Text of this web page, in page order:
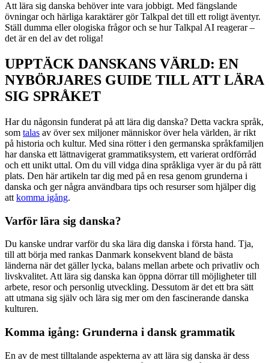
Att lära sig danska behöver inte vara jobbigt. Med fängslande
övningar och härliga karaktärer gör Talkpal det till ett roligt äventyr.
Ställ dumma eller ologiska frågor och se hur Talkpal AI reagerar –
det är en del av det roliga!
UPPTÄCK DANSKANS VÄRLD: EN
NYBÖRJARES GUIDE TILL ATT LÄRA
SIG SPRÅKET
Har du någonsin funderat på att lära dig danska? Detta vackra språk,
som talas av över sex miljoner människor över hela världen, är rikt
på historia och kultur. Med sina rötter i den germanska språkfamiljen
har danska ett lättnavigerat grammatiksystem, ett varierat ordförråd
och ett unikt uttal. Om du vill vidga dina språkliga vyer är du på rätt
plats. Den här artikeln tar dig med på en resa genom grunderna i
danska och ger några användbara tips och resurser som hjälper dig
att komma igång.
Varför lära sig danska?
Du kanske undrar varför du ska lära dig danska i första hand. Tja,
till att börja med rankas Danmark konsekvent bland de bästa
länderna när det gäller lycka, balans mellan arbete och privatliv och
livskvalitet. Att lära sig danska kan öppna dörrar till möjligheter till
arbete, resor och personlig utveckling. Dessutom är det ett bra sätt
att utmana sig själv och lära sig mer om den fascinerande danska
kulturen.
Komma igång: Grunderna i dansk grammatik
En av de mest tilltalande aspekterna av att lära sig danska är dess